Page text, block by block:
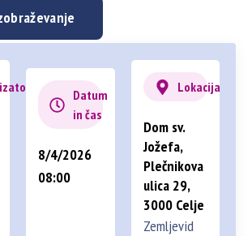
Datum
in čas
8/4/2026
08:00
Lokacija
Dom sv.
Jožefa,
Plečnikova
ulica 29,
3000 Celje
Zemljevid